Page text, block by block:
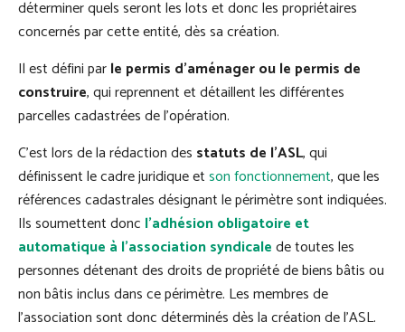
déterminer quels seront les lots et donc les propriétaires
concernés par cette entité, dès sa création.
Il est défini parle permis d’aménager ou le permis de
construire, qui reprennent et détaillent les différentes
parcelles cadastrées de l’opération.
C’est lors de la rédaction des statuts de l’ASL, qui
définissent le cadre juridique etson fonctionnement, que les
références cadastrales désignant le périmètre sont indiquées.
Ils soumettent donc l’adhésion obligatoire et
automatique à l’association syndicalede toutes les
personnes détenant des droits de propriété de biens bâtis ou
non bâtis inclus dans ce périmètre. Les membres de
l'association sont donc déterminés dès la création de l'ASL.